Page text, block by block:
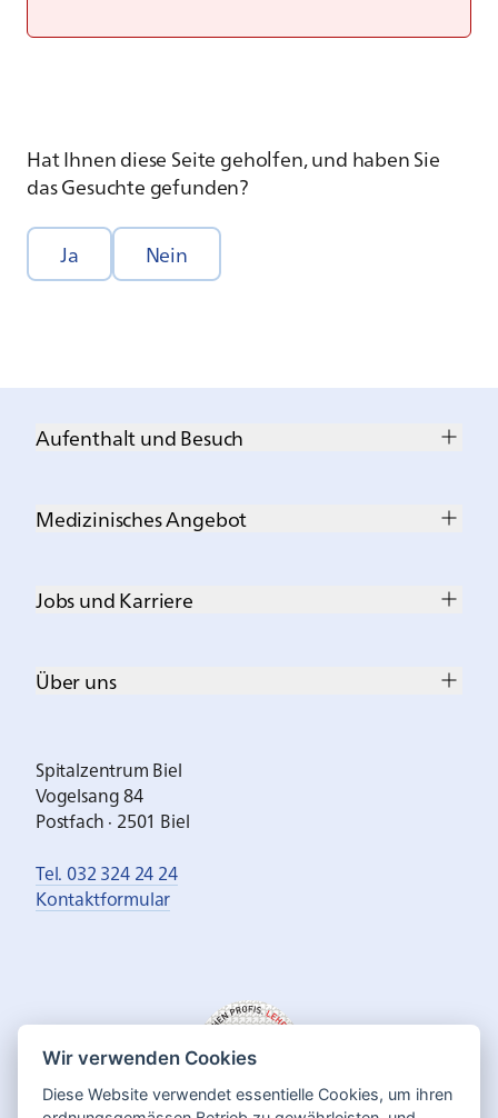
Hat Ihnen diese Seite geholfen, und haben Sie
das Gesuchte gefunden?
Ja Nein
Aufenthalt und Besuch
Medizinisches Angebot
Jobs und Karriere
Über uns
Spitalzentrum Biel
Vogelsang 84
Postfach · 2501 Biel
Tel. 032 324 24 24
Kontaktformular
Wir verwenden Cookies
Diese Website verwendet essentielle Cookies, um ihren